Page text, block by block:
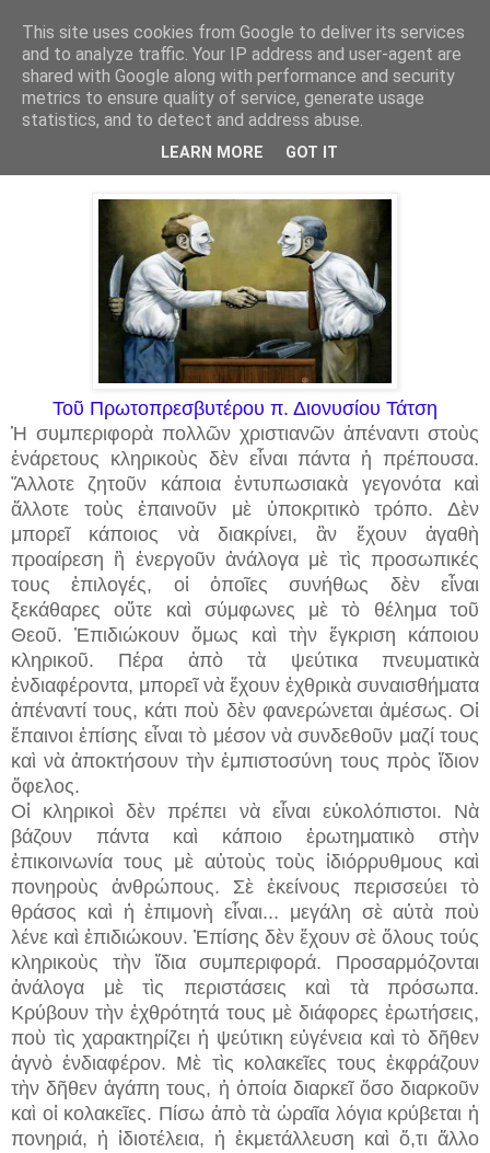
20 Ιουν 2026
Οἱ σύγχρονοι φαρισαίοι
Τοῦ Πρωτοπρεσβυτέρου π. Διονυσίου Τάτση
Ἡ συμπεριφορὰ πολλῶν χριστιανῶν ἀπέναντι στοὺς
ἐνάρετους κληρικοὺς δὲν εἶναι πάντα ἡ πρέπουσα.
Ἄλλοτε ζητοῦν κάποια ἐντυπωσιακὰ γεγονότα καὶ
ἄλλοτε τοὺς ἐπαινοῦν μὲ ὑποκριτικὸ τρόπο. Δὲν
μπορεῖ κάποιος νὰ διακρίνει, ἂν ἔχουν ἀγαθὴ
προαίρεση ἢ ἐνεργοῦν ἀνάλογα μὲ τὶς προσωπικές
τους ἐπιλογές, οἱ ὁποῖες συνήθως δὲν εἶναι
ξεκάθαρες οὔτε καὶ σύμφωνες μὲ τὸ θέλημα τοῦ
Θεοῦ. Ἐπιδιώκουν ὅμως καὶ τὴν ἔγκριση κάποιου
κληρικοῦ. Πέρα ἀπὸ τὰ ψεύτικα πνευματικὰ
ἐνδιαφέροντα, μπορεῖ νὰ ἔχουν ἐχθρικὰ συναισθήματα
ἀπέναντί τους, κάτι ποὺ δὲν φανερώνεται ἀμέσως. Οἱ
ἔπαινοι ἐπίσης εἶναι τὸ μέσον νὰ συνδεθοῦν μαζί τους
καὶ νὰ ἀποκτήσουν τὴν ἐμπιστοσύνη τους πρὸς ἴδιον
ὄφελος.
Οἱ κληρικοὶ δὲν πρέπει νὰ εἶναι εὐκολόπιστοι. Νὰ
βάζουν πάντα καὶ κάποιο ἐρωτηματικὸ στὴν
ἐπικοινωνία τους μὲ αὐτοὺς τοὺς ἰδιόρρυθμους καὶ
πονηροὺς ἀνθρώπους. Σὲ ἐκείνους περισσεύει τὸ
θράσος καὶ ἡ ἐπιμονὴ εἶναι... μεγάλη σὲ αὐτὰ ποὺ
λένε καὶ ἐπιδιώκουν. Ἐπίσης δὲν ἔχουν σὲ ὅλους τούς
κληρικοὺς τὴν ἴδια συμπεριφορά. Προσαρμόζονται
ἀνάλογα μὲ τὶς περιστάσεις καὶ τὰ πρόσωπα.
Κρύβουν τὴν ἐχθρότητά τους μὲ διάφορες ἐρωτήσεις,
ποὺ τὶς χαρακτηρίζει ἡ ψεύτικη εὐγένεια καὶ τὸ δῆθεν
ἁγνὸ ἐνδιαφέρον. Μὲ τὶς κολακεῖες τους ἐκφράζουν
τὴν δῆθεν ἀγάπη τους, ἡ ὁποία διαρκεῖ ὅσο διαρκοῦν
καὶ οἱ κολακεῖες. Πίσω ἀπὸ τὰ ὡραῖα λόγια κρύβεται ἡ
πονηριά, ἡ ἰδιοτέλεια, ἡ ἐκμετάλλευση καὶ ὅ,τι ἄλλο
This site uses cookies from Google to deliver its services
and to analyze traffic. Your IP address and user-agent are
shared with Google along with performance and security
metrics to ensure quality of service, generate usage
statistics, and to detect and address abuse.
LEARN MORE GOT IT